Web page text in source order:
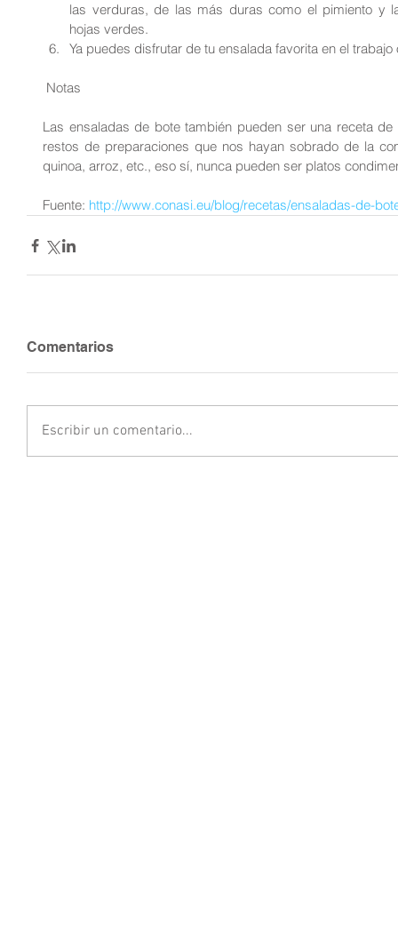
las verduras, de las más duras como el pimiento y
hojas verdes.
Ya puedes disfrutar de tu ensalada favorita en el
Notas
Las ensaladas de bote también pueden ser una receta
restos de preparaciones que nos hayan sobrado de la
quinoa, arroz, etc., eso sí, nunca pueden ser platos
Fuente: http://www.conasi.eu/blog/recetas/ensaladas-de-
Comentarios
Escribir un comentario...